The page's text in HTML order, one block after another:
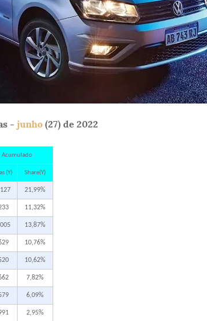
- junho(27) de 2022
Acumulado
(Y) Share(Y)
21,99%
11,32%
13,87%
10,76%
10,62%
7,82%
6,09%
2,95%